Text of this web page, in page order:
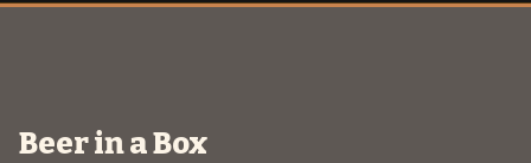
Beer in a Box